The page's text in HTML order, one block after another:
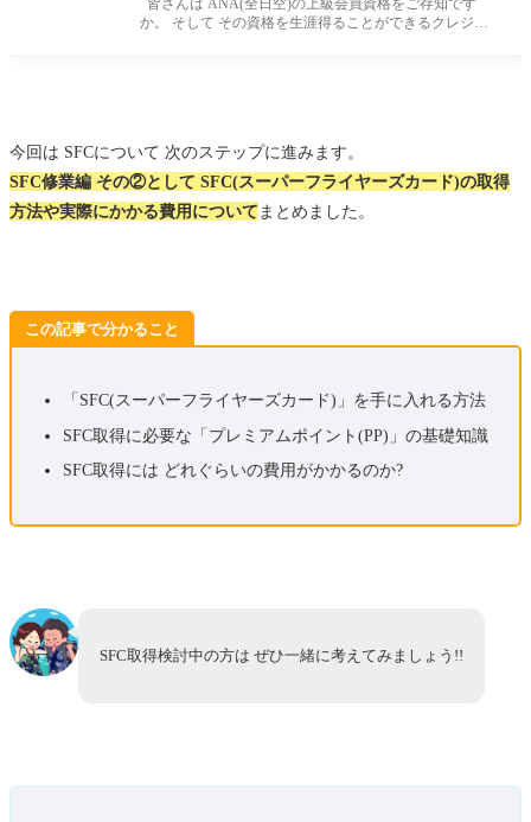
か。 そして その資格を生涯得ることができるクレジッ
今回は SFCについて 次のステップに進みます。
SFC修業編 その②として SFC(スーパーフライヤーズカード)の取得
方法や実際にかかる費用について まとめました。
この記事で分かること
「SFC(スーパーフライヤーズカード)」を手に入れる方法
SFC取得に必要な「プレミアムポイント(PP)」の基礎知識
SFC取得には どれぐらいの費用がかかるのか?
SFC取得検討中の方は ぜひ一緒に考えてみましょう!!